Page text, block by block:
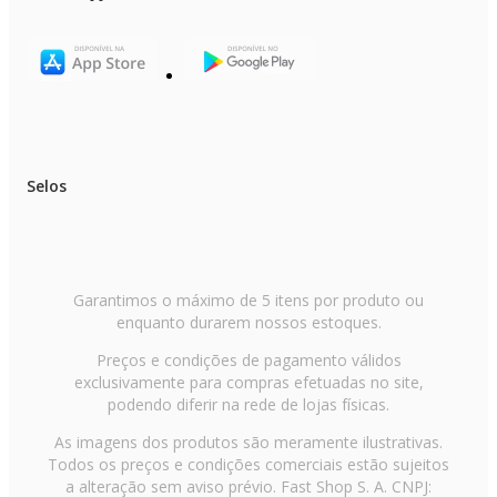
Selos
Garantimos o máximo de 5 itens por produto ou
enquanto durarem nossos estoques.
Preços e condições de pagamento válidos
exclusivamente para compras efetuadas no site,
podendo diferir na rede de lojas físicas.
As imagens dos produtos são meramente ilustrativas.
Todos os preços e condições comerciais estão sujeitos
a alteração sem aviso prévio. Fast Shop S. A. CNPJ: